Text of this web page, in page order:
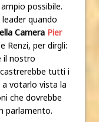
possibile.
quando
Camera Pier
Renzi, per dirgli:
il nostro
tutti i
votarlo vista la
che dovrebbe
parlamento.